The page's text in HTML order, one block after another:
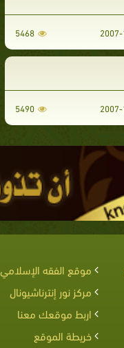
5468
5490
موقع الفقه الإسلامي
مركز نور إنترناشيونال
اربط موقعك معنا
خريطة الموقع